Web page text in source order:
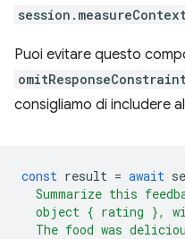
Puoi evitare questo
consigliamo di includere
const result = await
Summarize this
object { rating },
The food was